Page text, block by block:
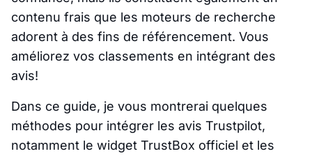
contenu frais que les moteurs de recherche
adorent à des fins de référencement. Vous
améliorez vos classements en intégrant des
avis!
Dans ce guide, je vous montrerai quelques
méthodes pour intégrer les avis Trustpilot,
notamment le widget TrustBox officiel et les